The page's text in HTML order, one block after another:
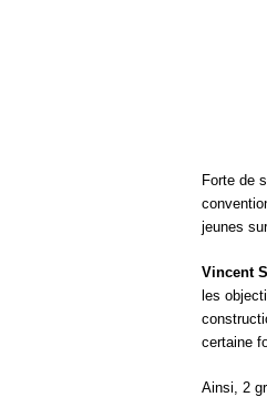
Forte de
jeunes
Vincent
les
certaine
Ainsi, 2